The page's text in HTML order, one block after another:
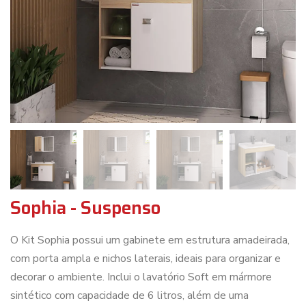
Sophia - Suspenso
O Kit Sophia possui um gabinete em estrutura amadeirada,
com porta ampla e nichos laterais, ideais para organizar e
decorar o ambiente. Inclui o lavatório Soft em mármore
sintético com capacidade de 6 litros, além de uma